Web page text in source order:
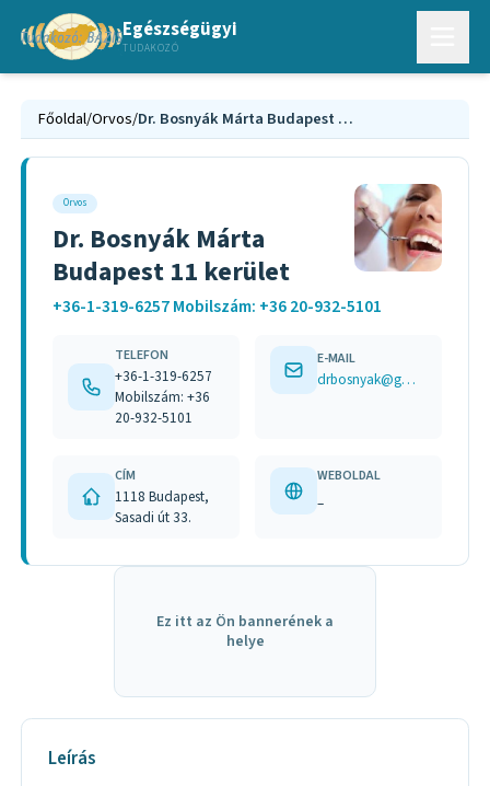
Egészségügyi
TUDAKOZÓ
Főoldal/Orvos/ Dr. Bosnyák Márta Budapest 11 kerület
Orvos
Dr. Bosnyák Márta
Budapest 11 kerület
+36-1-319-6257 Mobilszám: +36 20-932-5101
TELEFON
+36-1-319-6257
Mobilszám: +36
20-932-5101
E-MAIL
drbosnyak@gmail.com
CÍM
1118 Budapest,
Sasadi út 33.
WEBOLDAL
–
Ez itt az Ön bannerének a
helye
Leírás